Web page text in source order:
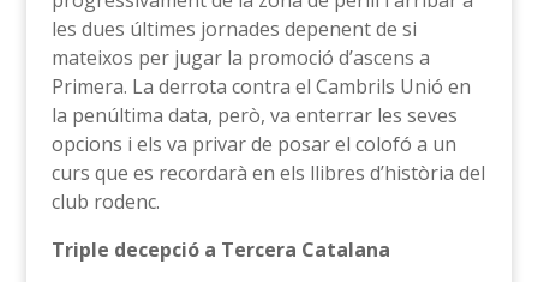
les dues últimes jornades depenent de si
mateixos per jugar la promoció d’ascens a
Primera. La derrota contra el Cambrils Unió en
la penúltima data, però, va enterrar les seves
opcions i els va privar de posar el colofó a un
curs que es recordarà en els llibres d’història del
club rodenc.
Triple decepció a Tercera Catalana